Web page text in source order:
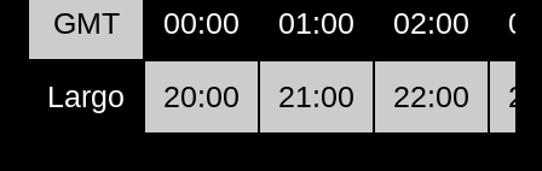
GMT 00:00 01:00 02:00
Largo 20:00 21:00 22:00